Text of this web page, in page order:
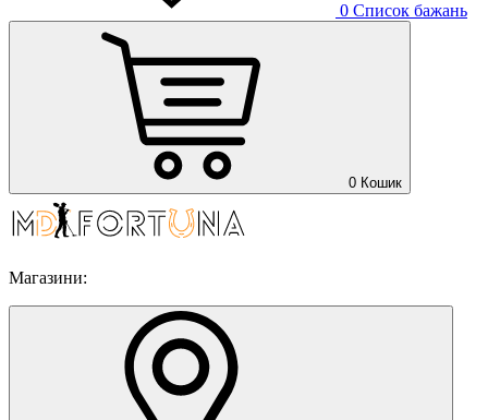
0 Список бажань
0 Кошик
Магазини: